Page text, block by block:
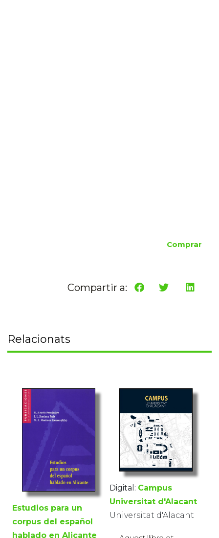
Comprar
Compartir a:
Relacionats
Estudios para un
corpus del español
hablado en Alicante
Digital: Campus
Universitat d'Alacant
Universitat d'Alacant